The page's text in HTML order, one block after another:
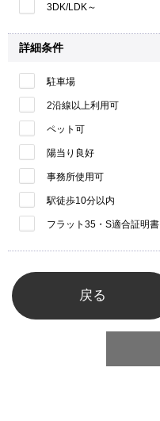
3DK/LDK～
詳細条件
駐車場
2沿線以上利用可
ペット可
陽当り良好
事務所使用可
駅徒歩10分以内
フラット35・S適合証明書
戻る